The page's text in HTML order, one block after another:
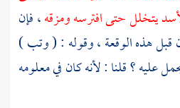
يتخلل حتى افترسه ومزقه، فإن
قبل هذه الوقعة ، وقوله : ( وتب )
عليه ؟ قلنا : لأنه كان في معلومه